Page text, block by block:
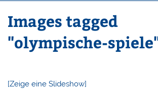
Images tagged
"olympische-
[Zeige eine Slideshow]